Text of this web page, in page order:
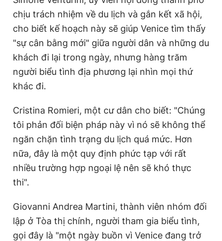
Giấy phép xuất bản số 110/GP - BTTTT cấp ngày 24.3.2020
© 2003-2026 Bản quyền thuộc về Báo Thanh Niên. Cấm sao
chép dưới mọi hình thức nếu không có sự chấp thuận bằng văn
bản. Phát triển bởi ePi Technologies, JSC.
chịu trách nhiệm về du lịch và gắn kết xã hội,
cho biết kế hoạch này sẽ giúp Venice tìm thấy
"sự cân bằng mới" giữa người dân và những du
khách đi lại trong ngày, nhưng hàng trăm
người biểu tình địa phương lại nhìn mọi thứ
khác đi.
Cristina Romieri, một cư dân cho biết: "Chúng
tôi phản đối biện pháp này vì nó sẽ không thể
ngăn chặn tình trạng du lịch quá mức. Hơn
nữa, đây là một quy định phức tạp với rất
nhiều trường hợp ngoại lệ nên sẽ khó thực
thi".
Giovanni Andrea Martini, thành viên nhóm đối
lập ở Tòa thị chính, người tham gia biểu tình,
gọi đây là "một ngày buồn vì Venice đang trở